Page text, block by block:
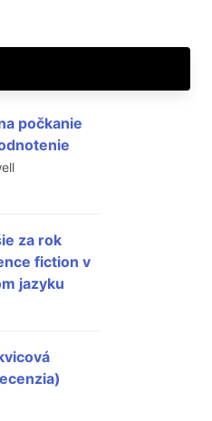
počkanie
za rok
fiction v
jazyku